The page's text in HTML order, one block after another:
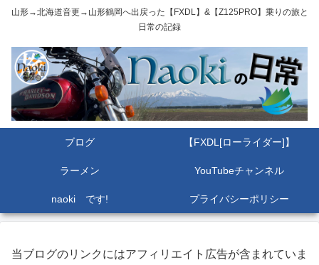
山形→北海道音更→山形鶴岡へ出戻った【FXDL】&【Z125PRO】乗りの旅と
日常の記録
ブログ 【FXDL[ローライダー]】
ラーメン YouTubeチャンネル
naoki です! プライバシーポリシー
当ブログのリンクにはアフィリエイト広告が含まれていま